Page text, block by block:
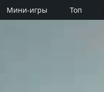
Мини-игры Топ